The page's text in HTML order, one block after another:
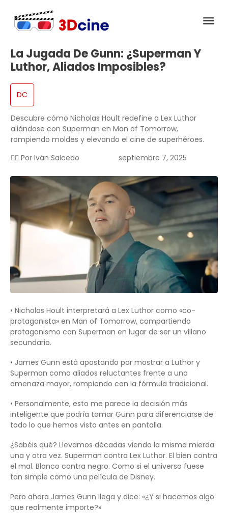
La Jugada De Gunn: ¿Superman Y
Luthor, Aliados Imposibles?
DC
Descubre cómo Nicholas Hoult redefine a Lex Luthor
aliándose con Superman en Man of Tomorrow,
rompiendo moldes y elevando el cine de superhéroes.
✍🏻 Por Iván Salcedo septiembre 7, 2025
• Nicholas Hoult interpretará a Lex Luthor como «co-
protagonista» en Man of Tomorrow, compartiendo
protagonismo con Superman en lugar de ser un villano
secundario.
• James Gunn está apostando por mostrar a Luthor y
Superman como aliados reluctantes frente a una
amenaza mayor, rompiendo con la fórmula tradicional.
• Personalmente, esto me parece la decisión más
inteligente que podría tomar Gunn para diferenciarse de
todo lo que hemos visto antes en pantalla.
¿Sabéis qué? Llevamos décadas viendo la misma mierda
una y otra vez. Superman contra Lex Luthor. El bien contra
el mal. Blanco contra negro. Como si el universo fuese
tan simple como una película de Disney.
Pero ahora James Gunn llega y dice: «¿Y si hacemos algo
que realmente importe?»